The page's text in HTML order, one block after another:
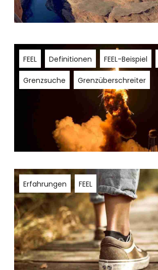
FEEL Definitionen FEEL-Beispiel
Grenzsuche Grenzüberschreiter
Erfahrungen FEEL